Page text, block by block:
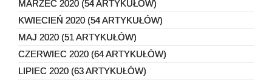
MARZEC 2020 (54 ARTYKUŁÓW)
KWIECIEŃ 2020 (54 ARTYKUŁÓW)
MAJ 2020 (51 ARTYKUŁÓW)
CZERWIEC 2020 (64 ARTYKUŁÓW)
LIPIEC 2020 (63 ARTYKUŁÓW)